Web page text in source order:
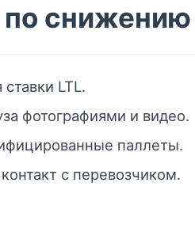
снижению
LTL.
фотографиями и видео.
паллеты.
с перевозчиком.